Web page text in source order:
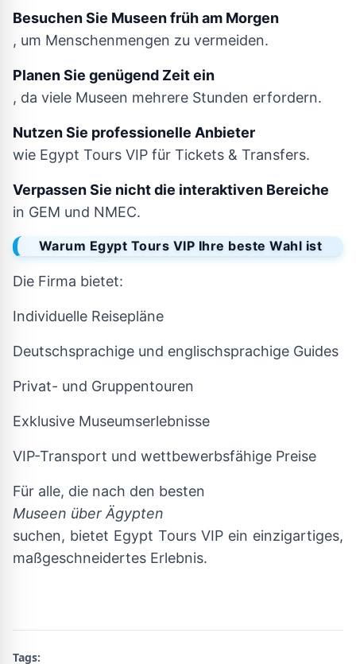
Besuchen Sie Museen früh am Morgen
, um Menschenmengen zu vermeiden.
Planen Sie genügend Zeit ein
, da viele Museen mehrere Stunden erfordern.
Nutzen Sie professionelle Anbieter
wie Egypt Tours VIP für Tickets & Transfers.
Verpassen Sie nicht die interaktiven Bereiche
in GEM und NMEC.
Warum Egypt Tours VIP Ihre beste Wahl ist
Die Firma bietet:
Individuelle Reisepläne
Deutschsprachige und englischsprachige Guides
Privat- und Gruppentouren
Exklusive Museumserlebnisse
VIP-Transport und wettbewerbsfähige Preise
Für alle, die nach den besten
Museen über Ägypten
suchen, bietet Egypt Tours VIP ein einzigartiges,
maßgeschneidertes Erlebnis.
Tags: